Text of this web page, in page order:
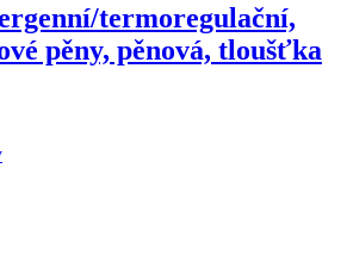
termoregulační,
pěny, pěnová, tloušťka